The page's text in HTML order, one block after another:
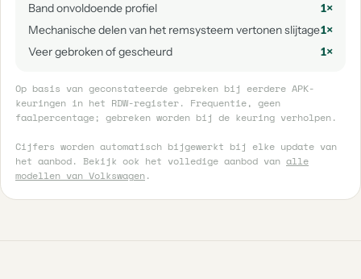
Band onvoldoende profiel
1×
Mechanische delen van het remsysteem vertonen slijtage1×
Veer gebroken of gescheurd
1×
Op basis van geconstateerde gebreken bij eerdere APK-
keuringen in het RDW-register. Frequentie, geen
faalpercentage; gebreken worden bij de keuring verholpen.
Cijfers worden automatisch bijgewerkt bij elke update van
het aanbod. Bekijk ook het volledige aanbod van alle
modellen van Volkswagen.